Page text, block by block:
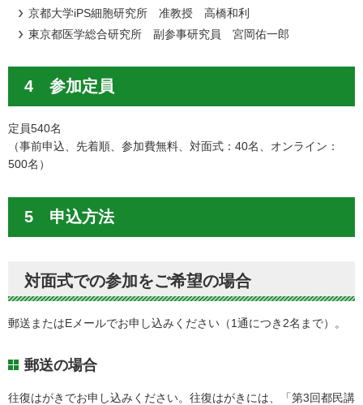
京都大学iPS細胞研究所 准教授 高橋和利
東京都医学総合研究所 副参事研究員 宮岡佑一郎
4 参加定員
定員540名
（事前申込、先着順、参加費無料、対面式：40名、オンライン：
500名）
5 申込方法
対面式での参加をご希望の場合
郵送またはEメールでお申し込みください（1通につき2名まで）。
郵送の場合
往復はがきでお申し込みください。往復はがきには、「第3回都民講